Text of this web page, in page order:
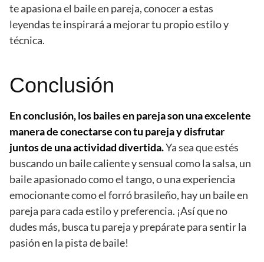
te apasiona el baile en pareja, conocer a estas
leyendas te inspirará a mejorar tu propio estilo y
técnica.
Conclusión
En conclusión, los bailes en pareja son una excelente
manera de conectarse con tu pareja y disfrutar
juntos de una actividad divertida.Ya sea que estés
buscando un baile caliente y sensual como la salsa, un
baile apasionado como el tango, o una experiencia
emocionante como el forró brasileño, hay un baile en
pareja para cada estilo y preferencia. ¡Así que no
dudes más, busca tu pareja y prepárate para sentir la
pasión en la pista de baile!